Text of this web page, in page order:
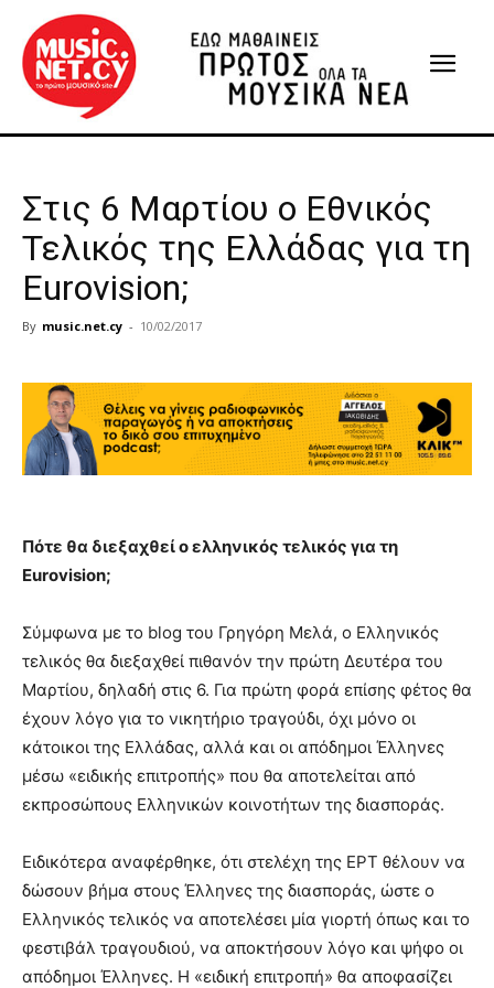
Στις 6 Μαρτίου ο Εθνικός
Τελικός της Ελλάδας για τη
Eurovision;
By music.net.cy - 10/02/2017
Πότε θα διεξαχθεί ο ελληνικός τελικός για τη
Eurovision;
Σύμφωνα με το blog του Γρηγόρη Μελά, ο Ελληνικός
τελικός θα διεξαχθεί πιθανόν την πρώτη Δευτέρα του
Μαρτίου, δηλαδή στις 6. Για πρώτη φορά επίσης φέτος θα
έχουν λόγο για το νικητήριο τραγούδι, όχι μόνο οι
κάτοικοι της Ελλάδας, αλλά και οι απόδημοι Έλληνες
μέσω «ειδικής επιτροπής» που θα αποτελείται από
εκπροσώπους Ελληνικών κοινοτήτων της διασποράς.
Ειδικότερα αναφέρθηκε, ότι στελέχη της ΕΡΤ θέλουν να
δώσουν βήμα στους Έλληνες της διασποράς, ώστε ο
Ελληνικός τελικός να αποτελέσει μία γιορτή όπως και το
φεστιβάλ τραγουδιού, να αποκτήσουν λόγο και ψήφο οι
απόδημοι Έλληνες. Η «ειδική επιτροπή» θα αποφασίζει